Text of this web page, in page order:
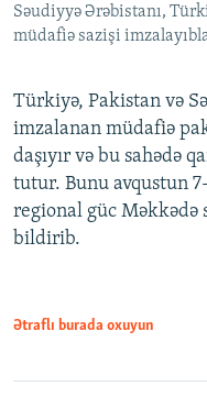
Səudiyyə Ərəbistanı,
müdafiə sazişi
Türkiyə, Pakistan və
imzalanan müdafiə
daşıyır və bu sahədə
tutur. Bunu avqustun
regional güc Məkkədə
bildirib.
Ətraflı burada oxuyun